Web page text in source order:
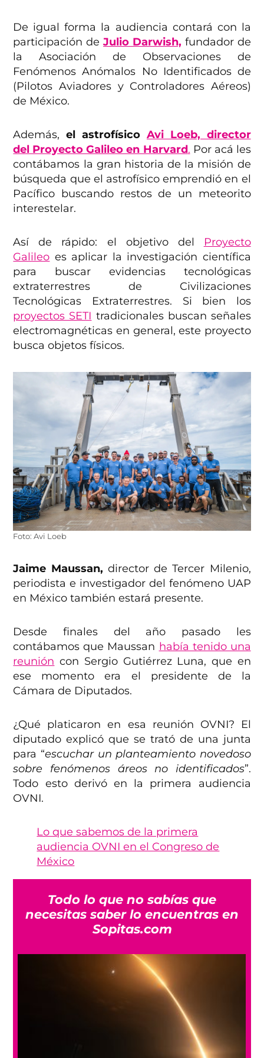
De igual forma la audiencia contará con la
participación deJulio Darwish, fundador de
la Asociación de Observaciones de
Fenómenos Anómalos No Identificados de
(Pilotos Aviadores y Controladores Aéreos)
de México.
Además,el astrofísico Avi Loeb, director
del Proyecto Galileo en Harvard. Por acá les
contábamos la gran historia de la misión de
búsqueda que el astrofísico emprendió en el
Pacífico buscando restos de un meteorito
interestelar.
Así de rápido: el objetivo del
Proyecto
Galileo es aplicar la investigación científica
para buscar evidencias tecnológicas
extraterrestres de Civilizaciones
Tecnológicas Extraterrestres. Si bien los
proyectos SETI tradicionales buscan señales
electromagnéticas en general, este proyecto
busca objetos físicos.
Foto: Avi Loeb
Jaime Maussan, director de Tercer Milenio,
periodista e investigador del fenómeno UAP
en México también estará presente.
Desde finales del año pasado les
contábamos que Maussan había tenido una
reunión con Sergio Gutiérrez Luna, que en
ese momento era el presidente de la
Cámara de Diputados.
¿Qué platicaron en esa reunión OVNI? El
diputado explicó que se trató de una junta
para “escuchar un planteamiento novedoso
sobre fenómenos áreos no identificados”.
Todo esto derivó en la primera audiencia
OVNI.
Lo que sabemos de la primera
audiencia OVNI en el Congreso de
México
Todo lo que no sabías que
necesitas saber lo encuentras en
Sopitas.com